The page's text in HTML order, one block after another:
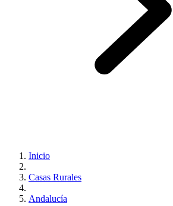
Inicio
Casas Rurales
Andalucía